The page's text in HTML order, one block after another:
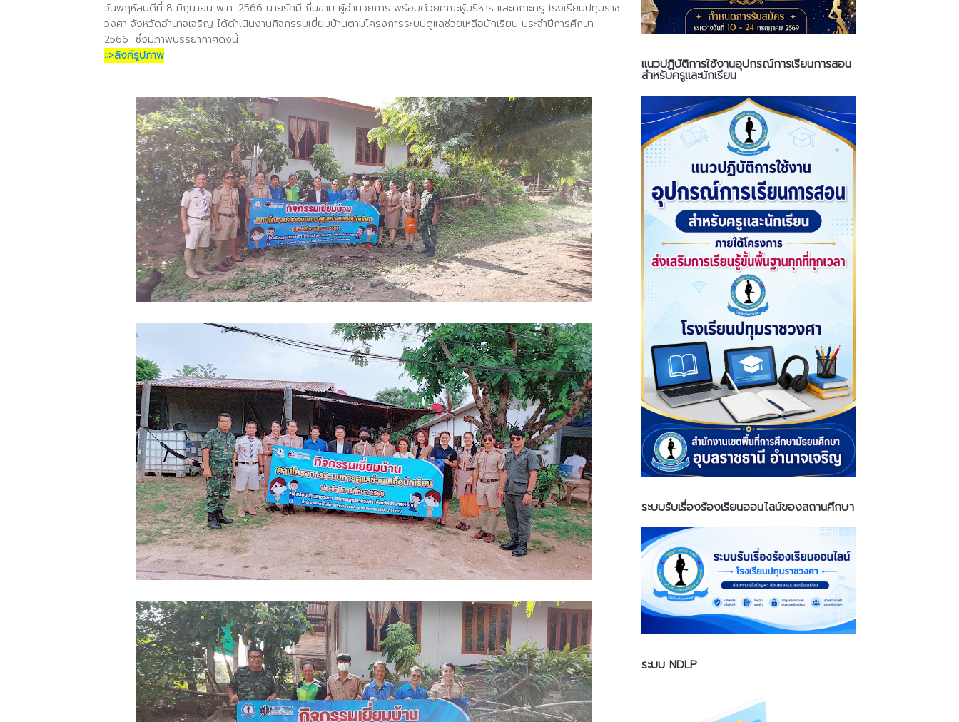
วันพฤหัสบดีที่ 8 มิถุนายน พ.ศ. 2566 นายรัศมี ถิ่นขาม ผู้อำนวยการ พร้อมด้วยคณะผู้บริหาร และคณะครู โรงเรียนปทุมราช
วงศา จังหวัดอำนาจเจริญ ได้ดำเนินงานกิจกรรมเยี่ยมบ้านตามโครงการระบบดูแลช่วยเหลือนักเรียน ประจำปีการศึกษา
2566 ซึ่งมีภาพบรรยากาศดังนี้
::>ลิงค์รูปภาพ
แนวปฏิบัติการใช้งานอุปกรณ์การเรียนการสอน
สำหรับครูและนักเรียน
ระบบรับเรื่องร้องเรียนออนไลน์ของสถานศึกษา
ระบบ NDLP